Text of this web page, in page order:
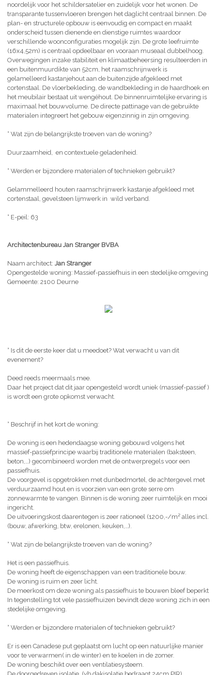
noordelijk voor het schildersatelier en zuidelijk voor het wonen. De
transparante tussenvloeren brengen het daglicht centraal binnen. De
plan- en structurele opbouw is eenvoudig en compact en maakt
onderscheid tussen dienende en dienstige ruimtes waardoor
verschillende woonconfiguraties mogelijk zijn. De grote leefruimte
(16x4,52m) is centraal opdeelbaar en vooraan museaal dubbelhoog.
Overwegingen inzake stabiliteit en klimaatbeheersing resulteerden in
een buitenmuurdikte van 52cm, het raamschrijnwerk is
gelamelleerd kastanjehout aan de buitenzijde afgekleed met
cortenstaal. De vloerbekleding, de wandbekleding in de haardhoek en
het meubilair bestaat uit wengéhout. De binnenruimtelijke ervaring is
maximaal het bouwvolume. De directe pattinage van de gebruikte
materialen integreert het gebouw eigenzinnig in zijn omgeving.
° Wat zijn de belangrijkste troeven van de woning?
Duurzaamheid, en contextuele geladenheid.
° Werden er bijzondere materialen of technieken gebruikt?
Gelammelleerd houten raamschrijnwerk kastanje afgekleed met
cortenstaal, gevelsteen lijmwerk in wild verband.
° E-peil: 63
Architectenbureau Jan Stranger BVBA
Naam architect: Jan Stranger
Opengestelde woning: Massief-passiefhuis in een stedelijke omgeving
Gemeente: 2100 Deurne
° Is dit de eerste keer dat u meedoet? Wat verwacht u van dit
evenement?
Deed reeds meermaals mee.
Daar het project dat dit jaar opengesteld wordt uniek (massief-passief )
is wordt een grote opkomst verwacht.
° Beschrijf in het kort de woning:
De woning is een hedendaagse woning gebouwd volgens het
massief-passiefprincipe waarbij traditionele materialen (baksteen,
beton,…) gecombineerd worden met de ontwerpregels voor een
passiefhuis.
De voorgevel is opgetrokken met dunbedmortel, de achtergevel met
verduurzaamd hout en is voorzien van een grote serre om
zonnewarmte te vangen. Binnen is de woning zeer ruimtelijk en mooi
ingericht.
De uitvoeringskost daarentegen is zeer rationeel (1200,-/m² alles incl.
(bouw, afwerking, btw, erelonen, keuken,…).
° Wat zijn de belangrijkste troeven van de woning?
Het is een passiefhuis.
De woning heeft de eigenschappen van een traditionele bouw.
De woning is ruim en zeer licht.
De meerkost om deze woning als passiefhuis te bouwen bleef beperkt
In tegenstelling tot vele passiefhuizen bevindt deze woning zich in een
stedelijke omgeving.
° Werden er bijzondere materialen of technieken gebruikt?
Er is een Canadese put geplaatst om lucht op een natuurlijke manier
voor te verwarmen( in de winter) en te koelen in de zomer.
De woning beschikt over een ventilatiesysteem.